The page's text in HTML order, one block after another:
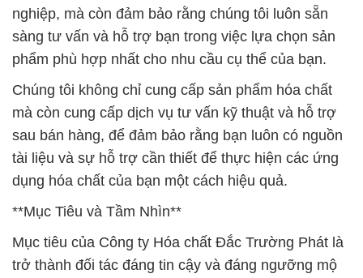
nghiệp, mà còn đảm bảo rằng chúng tôi luôn sẵn
sàng tư vấn và hỗ trợ bạn trong việc lựa chọn sản
phẩm phù hợp nhất cho nhu cầu cụ thể của bạn.
Chúng tôi không chỉ cung cấp sản phẩm hóa chất
mà còn cung cấp dịch vụ tư vấn kỹ thuật và hỗ trợ
sau bán hàng, để đảm bảo rằng bạn luôn có nguồn
tài liệu và sự hỗ trợ cần thiết để thực hiện các ứng
dụng hóa chất của bạn một cách hiệu quả.
**Mục Tiêu và Tầm Nhìn**
Mục tiêu của Công ty Hóa chất Đắc Trường Phát là
trở thành đối tác đáng tin cậy và đáng ngưỡng mộ